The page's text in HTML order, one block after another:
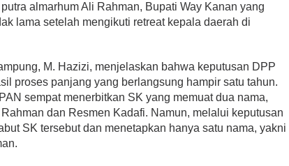
almarhum Ali Rahman, Bupati Way Kanan yang
lama setelah mengikuti retreat kepala daerah di
M. Hazizi, menjelaskan bahwa keputusan DPP
proses panjang yang berlangsung hampir satu tahun.
sempat menerbitkan SK yang memuat dua nama,
dan Resmen Kadafi. Namun, melalui keputusan
SK tersebut dan menetapkan hanya satu nama, yakni